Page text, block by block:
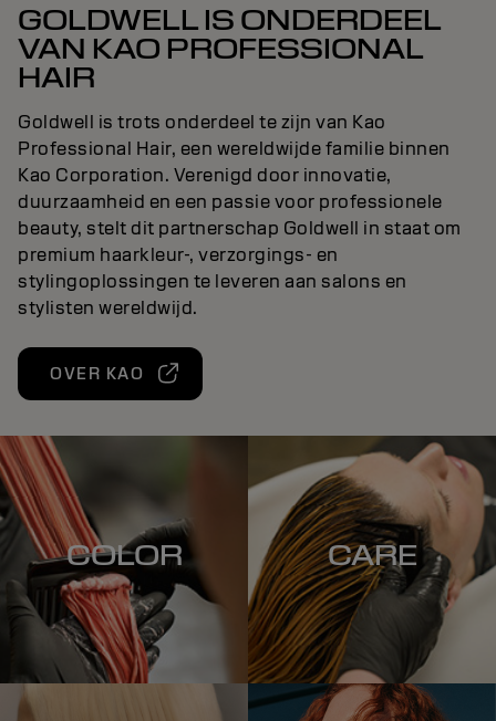
GOLDWELL IS ONDERDEEL
VAN KAO PROFESSIONAL
HAIR
Goldwell is trots onderdeel te zijn van Kao
Professional Hair, een wereldwijde familie binnen
Kao Corporation. Verenigd door innovatie,
duurzaamheid en een passie voor professionele
beauty, stelt dit partnerschap Goldwell in staat om
premium haarkleur-, verzorgings- en
stylingoplossingen te leveren aan salons en
stylisten wereldwijd.
OVER KAO
COLOR CARE